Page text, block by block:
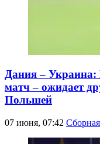
Дания – Украина:
матч – ожидает
Польшей
07 июня, 07:42